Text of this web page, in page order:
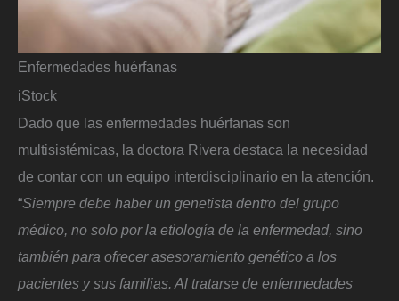
Enfermedades huérfanas
iStock
Dado que las enfermedades huérfanas son
multisistémicas, la doctora Rivera destaca la necesidad
de contar con un equipo interdisciplinario en la atención.
“Siempre debe haber un genetista dentro del grupo
médico, no solo por la etiología de la enfermedad, sino
también para ofrecer asesoramiento genético a los
pacientes y sus familias. Al tratarse de enfermedades